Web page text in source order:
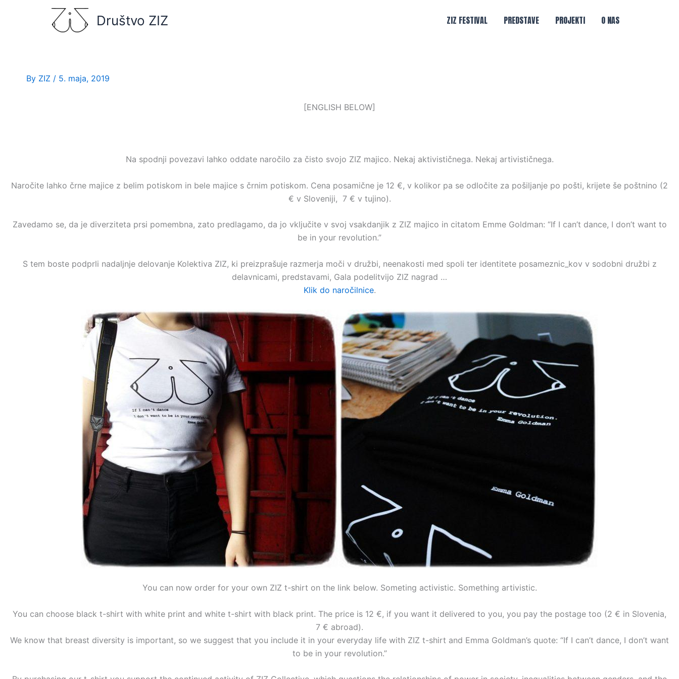
Društvo ZIZ ZIZ FESTIVAL PREDSTAVE PROJEKTI O NAS
By ZIZ / 5. maja, 2019
[ENGLISH BELOW]
Na spodnji povezavi lahko oddate naročilo za čisto svojo ZIZ majico. Nekaj aktivističnega. Nekaj artivističnega.
Naročite lahko črne majice z belim potiskom in bele majice s črnim potiskom. Cena posamične je 12 €, v kolikor pa se odločite za pošiljanje po pošti, krijete še poštnino (2
€ v Sloveniji, 7 € v tujino).
Zavedamo se, da je diverziteta prsi pomembna, zato predlagamo, da jo vključite v svoj vsakdanjik z ZIZ majico in citatom Emme Goldman: “If I can’t dance, I don’t want to
be in your revolution.”
S tem boste podprli nadaljnje delovanje Kolektiva ZIZ, ki preizprašuje razmerja moči v družbi, neenakosti med spoli ter identitete posameznic_kov v sodobni družbi z
delavnicami, predstavami, Gala podelitvijo ZIZ nagrad …
Klik do naročilnice.
You can now order for your own ZIZ t-shirt on the link below. Someting activistic. Something artivistic.
You can choose black t-shirt with white print and white t-shirt with black print. The price is 12 €, if you want it delivered to you, you pay the postage too (2 € in Slovenia,
7 € abroad).
We know that breast diversity is important, so we suggest that you include it in your everyday life with ZIZ t-shirt and Emma Goldman’s quote: “If I can’t dance, I don’t want
to be in your revolution.”